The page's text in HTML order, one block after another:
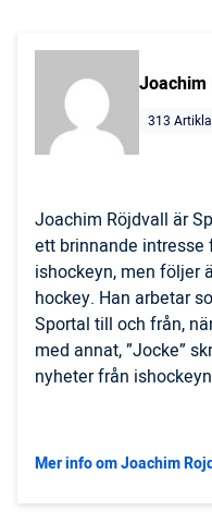
Joachim
313
Joachim Röjdvall är
ett brinnande
ishockeyn, men följer
hockey. Han arbetar
Sportal till och från,
med annat, ”Jocke”
nyheter från
Mer info om Joachim